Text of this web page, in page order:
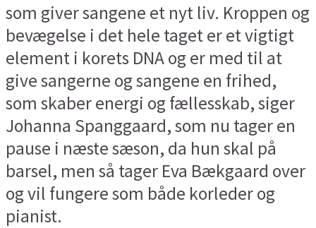
som giver sangene et nyt liv. Kroppen og
bevægelse i det hele taget er et vigtigt
element i korets DNA og er med til at
give sangerne og sangene en frihed,
som skaber energi og fællesskab, siger
Johanna Spanggaard, som nu tager en
pause i næste sæson, da hun skal på
barsel, men så tager Eva Bækgaard over
og vil fungere som både korleder og
pianist.